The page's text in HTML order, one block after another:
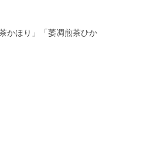
かほり」「萎凋煎茶ひか